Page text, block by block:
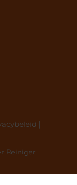
|Cookiebeleid
Reiniger